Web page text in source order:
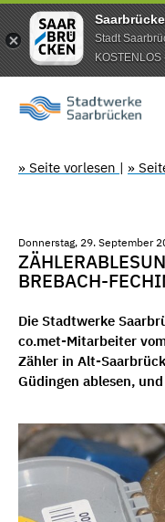
Stadt
» Seite vorlesen | »
Donnerstag, 29. September
BREBACH-
Die Stadtwerke
co.met-Mitarbeiter
Zähler in Alt-
Güdingen ablesen,